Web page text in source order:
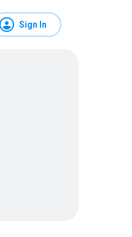
Sign In